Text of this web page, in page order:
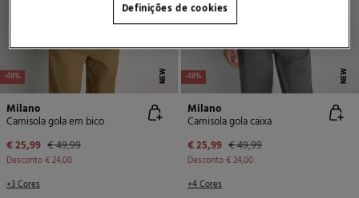
-48% NEW
Milano
Camisola gola em bico
€ 25,99 € 49,99
Desconto€ 24,00
+3 Cores
-48% NEW
Milano
Camisola gola caixa
€ 25,99 € 49,99
Desconto€ 24,00
+4 Cores
Definições de cookies